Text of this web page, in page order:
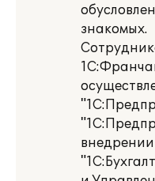
знакомых.